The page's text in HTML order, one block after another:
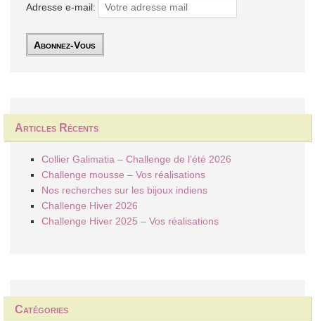
Adresse e-mail:
Articles Récents
Collier Galimatia – Challenge de l’été 2026
Challenge mousse – Vos réalisations
Nos recherches sur les bijoux indiens
Challenge Hiver 2026
Challenge Hiver 2025 – Vos réalisations
Catégories